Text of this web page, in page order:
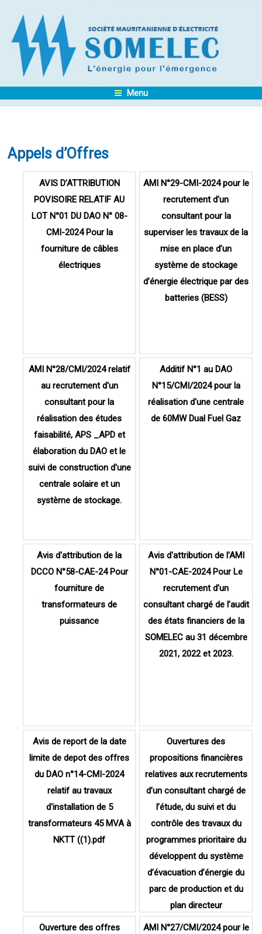
Menu
Appels d’Offres
AMI N°29-CMI-2024 pour le
recrutement d’un
consultant pour la
superviser les travaux de la
mise en place d’un
système de stockage
d’énergie électrique par des
batteries (BESS)
AVIS D’ATTRIBUTION
POVISOIRE RELATIF AU
LOT N°01 DU DAO N° 08-
CMI-2024 Pour la
fourniture de câbles
électriques
Additif N°1 au DAO
N°15/CMI/2024 pour la
réalisation d'une centrale
de 60MW Dual Fuel Gaz
AMI N°28/CMI/2024 relatif
au recrutement d'un
consultant pour la
réalisation des études
faisabilité, APS _APD et
élaboration du DAO et le
suivi de construction d'une
centrale solaire et un
système de stockage.
Avis d'attribution de l'AMI
N°01-CAE-2024 Pour Le
recrutement d’un
consultant chargé de l’audit
des états financiers de la
SOMELEC au 31 décembre
2021, 2022 et 2023.
Avis d'attribution de la
DCCO N°58-CAE-24 Pour
fourniture de
transformateurs de
puissance
Ouvertures des
propositions financières
relatives aux recrutements
d’un consultant chargé de
l’étude, du suivi et du
contrôle des travaux du
programmes prioritaire du
développent du système
d’évacuation d’énergie du
parc de production et du
plan directeur
Avis de report de la date
limite de depot des offres
du DAO n°14-CMI-2024
relatif au travaux
d'installation de 5
transformateurs 45 MVA à
NKTT ((1).pdf
AMI N°27/CMI/2024 pour le
Ouverture des offres